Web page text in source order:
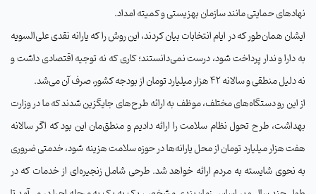
نهادهای حمایتی مانند سازمان بهزیستی و کمیته امداد.
ایشان همان‌طور که در ایام انتخابات بیان کردند، این روش را که یارانه نقدی علی‌السویه
به دارا و ندار پرداخت شود، درست نمی‌دانستند؛ کاری که نه توجیه اقتصادی داشت و
نه دلیل منطقی و سالانه 42 هزار میلیارد تومان از بودجه کشور، صرف آن می‌شد
.
از این رو دستگاه‌های مختلف، موظف به ارائه طرح‌های جایگزین شدند که ما در وزارت
بهداشت، طرح تحول نظام سلامت را ارائه دادیم و منطق‌مان این بود که اگر سالانه
هفت هزار میلیارد تومان از محل یارانه‌ها در حوزه سلامت هزینه شود، خدمتی ضروری
به نحوی شایسته به مردم ارائه خواهد شد. طرحی شامل زنجیره‌ای از خدمات که در